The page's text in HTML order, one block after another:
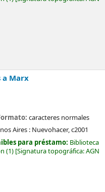
a Marx
caracteres normales
Aires : Nuevohacer,c2001
para préstamo: Biblioteca
(1) Signatura topográfica:AGN